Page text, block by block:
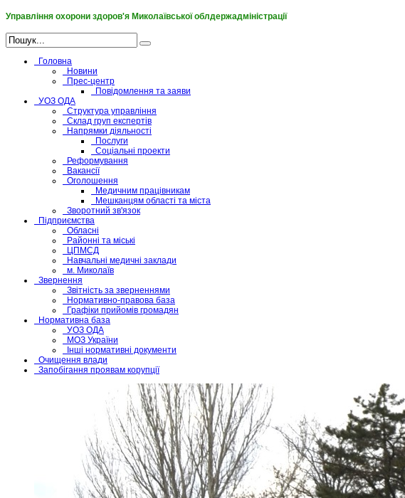
Управління охорони здоров'я Миколаївської облдержадміністрації
Головна
Новини
Прес-центр
Повідомлення та заяви
УОЗ ОДА
Структура управління
Склад груп експертів
Напрямки діяльності
Послуги
Соціальні проекти
Реформування
Вакансії
Оголошення
Медичним працівникам
Мешканцям області та міста
Зворотний зв'язок
Підприємства
Обласні
Районні та міські
ЦПМСД
Навчальні медичні заклади
м. Миколаїв
Звернення
Звітність за зверненнями
Нормативно-правова база
Графіки прийомів громадян
Нормативна база
УОЗ ОДА
МОЗ України
Інші нормативні документи
Очищення влади
Запобігання проявам корупції